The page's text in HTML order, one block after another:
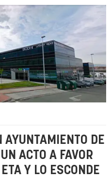
AYUNTAMIENTO DE
ACTO A FAVOR
Y LO ESCONDE